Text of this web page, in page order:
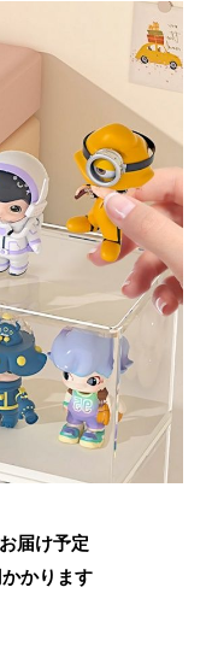
届け予定
かかります